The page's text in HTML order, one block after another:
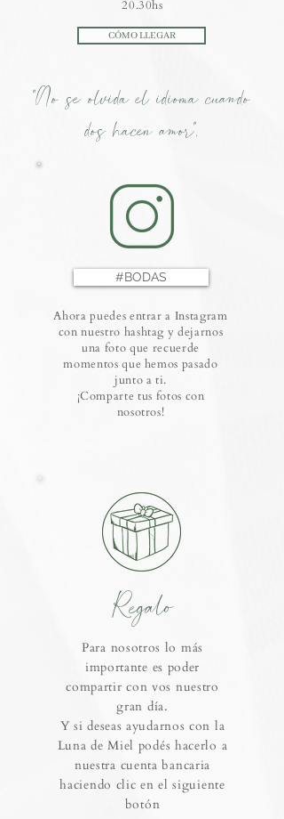
20.30hs
CÓMO LLEGAR
"No se olvida el idioma cuando
dos hacen amor".
#BODAS
Ahora puedes entrar a Instagram
con nuestro hashtag y dejarnos
una foto que recuerde
momentos que hemos pasado
junto a ti.
¡Comparte tus fotos con
nosotros!
Regalo
Para nosotros lo más
importante es poder
compartir con vos nuestro
gran día.
Y si deseas ayudarnos con la
Luna de Miel podés hacerlo a
nuestra cuenta bancaria
haciendo clic en el siguiente
botón